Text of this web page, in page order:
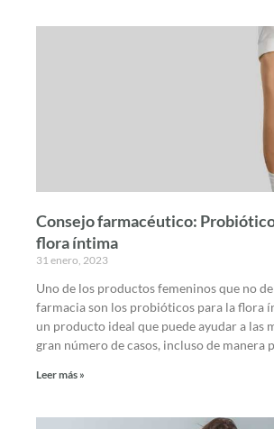
Consejo farmacéutico:
flora íntima
31 enero, 2023
Uno de los productos femeninos que no
farmacia son los probióticos para la flora
un producto ideal que puede ayudar a las
gran número de casos, incluso de manera
Leer más »